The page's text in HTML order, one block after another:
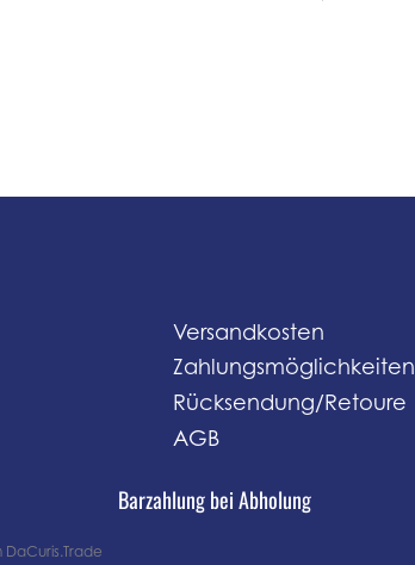
Versandkosten
Zahlungsmöglichkeiten
Rücksendung/Retoure
AGB
Barzahlung bei Abholung